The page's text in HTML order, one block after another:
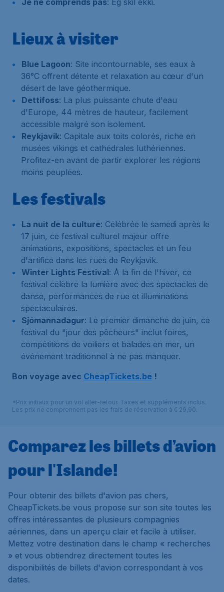
Je ne comprends pas: Ég skil ekki.
Lieux à visiter
Blue Lagoon: Site incontournable, ses eaux à
36°C offrent détente et relaxation au cœur d'un
désert de lave géothermique.
Dettifoss: La plus puissante chute d'eau
d'Europe, 44 mètres de hauteur, facilement
accessible malgré son isolement.
Reykjavik: Capitale aux toits colorés, riche en
musées vikings et cathédrales luthériennes.
Profitez-en avant de partir explorer les régions
moins peuplées.
Les festivals
La nuit de la culture: Célébrée le samedi après le
17 juin, ce festival culturel majeur offre
animations, expositions, spectacles et un feu
d'artifice dans les rues de Reykjavik.
Winter Lights Festival: À la fin de l'hiver, ce
festival célèbre la lumière avec des spectacles de
danse, performances de rue et illuminations
spectaculaires.
Sjómannadagur: Le premier dimanche de juin, ce
festival du "jour des pêcheurs" inclut foires,
compétitions de voiliers et balades en mer, un
événement traditionnel à ne pas manquer.
Bon voyage avec CheapTickets.be !
*Prix initiaux pour un vol aller-retour. Taxes et suppléments inclus.
Les prix ne comprennent pas les frais de réservation à € 29,90.
Comparez les billets d’avion
pour l'Islande!
Pour obtenir des billets d'avion pas chers,
CheapTickets.be vous propose sur son site toutes les
offres intéressantes de plusieurs compagnies
aériennes, dans un aperçu clair et facile à utiliser.
Mettez votre destination dans le champ « recherches
» et vous obtiendrez directement toutes les
disponibilités de billets d'avion correspondant à vos
dates.